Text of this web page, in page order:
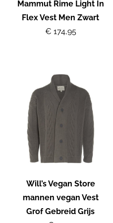
Mammut Rime Light In
Flex Vest Men Zwart
€ 174,95
Will’s Vegan Store
mannen vegan Vest
Grof Gebreid Grijs